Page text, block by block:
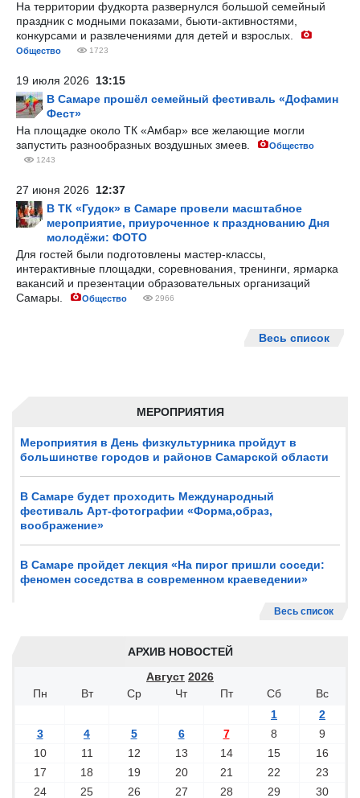
МЕРОПРИЯТИЯ
Мероприятия в День физкультурника пройдут в
большинстве городов и районов Самарской области
В Самаре будет проходить Международный
фестиваль Арт-фотографии «Форма,образ,
воображение»
В Самаре пройдет лекция «На пирог пришли соседи:
феномен соседства в современном краеведении»
Весь список
АРХИВ НОВОСТЕЙ
Август 2026
Пн
Вт Ср Чт Пт Сб
Вс
1
2
3
4 5 6 7 8
9
10
11 12 13 14 15
16
17
18 19 20 21 22
23
24
25 26 27 28 29 30
На территории фудкорта развернулся большой семейный
праздник с модными показами, бьюти-активностями,
конкурсами и развлечениями для детей и взрослых.
Общество 1723
19 июля 2026 13:15
В Самаре прошёл семейный фестиваль «Дофамин
Фест»
На площадке около ТК «Амбар» все желающие могли
запустить разнообразных воздушных змеев.
Общество
1243
27 июня 2026 12:37
В ТК «Гудок» в Самаре провели масштабное
мероприятие, приуроченное к празднованию Дня
молодёжи: ФОТО
Для гостей были подготовлены мастер-классы,
интерактивные площадки, соревнования, тренинги, ярмарка
вакансий и презентации образовательных организаций
Самары.
Общество 2966
Весь список